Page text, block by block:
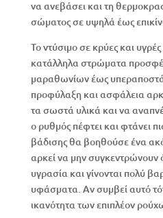
να ανεβάσει και τη
σώματος σε υψηλά έως
Το ντύσιμο σε κρύες και
κατάλληλα στρώματα
μαραθωνίων έως
προφύλαξη και ασφάλεια
τα σωστά υλικά και να
ο ρυθμός πέφτει και φτάνει
βάδισης θα βοηθούσε ένα
αρκεί να μην
υγρασία και γίνονται πολύ
υφάσματα. Αν συμβεί αυτό
ικανότητα των επιπλέον